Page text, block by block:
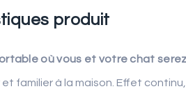
produit
où vous et votre chat
familier à la maison. Effet